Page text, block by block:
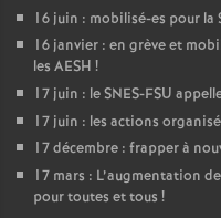
16 juin : mobilisé-es pour la
16 janvier : en grève et
les AESH !
17 juin : le SNES-FSU
17 juin : les actions
17 décembre : frapper à
17 mars : L’augmentation
pour toutes et tous !